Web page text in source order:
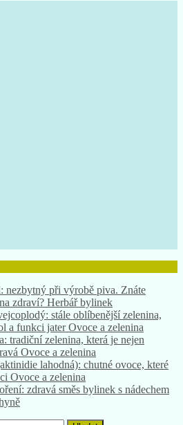
nezbytný při výrobě piva. Znáte
zdraví? Herbář bylinek
stále oblíbenější zelenina,
a funkci jaterOvoce a zelenina
tradiční zelenina, která je nejen
Ovoce a zelenina
lahodná): chutné ovoce, které
Ovoce a zelenina
zdravá směs bylinek s nádechem